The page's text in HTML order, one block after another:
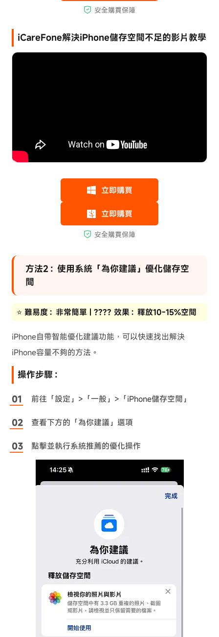
iCareFone解決iPhone儲存空間不足的影片教學
方法2：使用系統「為你建議」優化儲存空
間
⭐ 難易度：非常簡單 | ???? 效果：釋放10-15%空間
iPhone自帶智能優化建議功能，可以快速找出解決
iPhone容量不夠的方法。
操作步驟：
前往「設定」>「一般」>「iPhone儲存空間」
查看下方的「為你建議」選項
點擊並執行系統推薦的優化操作